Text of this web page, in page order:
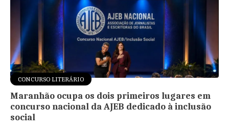
CONCURSO LITERÁRIO
Maranhão ocupa os dois primeiros lugares em
concurso nacional da AJEB dedicado à inclusão
social